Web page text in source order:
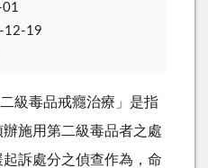
12-19
毒品戒癮治療」是指
施用第二級毒品者之處
訴處分之偵查作為，命